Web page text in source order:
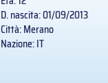
D. nascita: 01/09/2013
Città: Merano
Nazione: IT